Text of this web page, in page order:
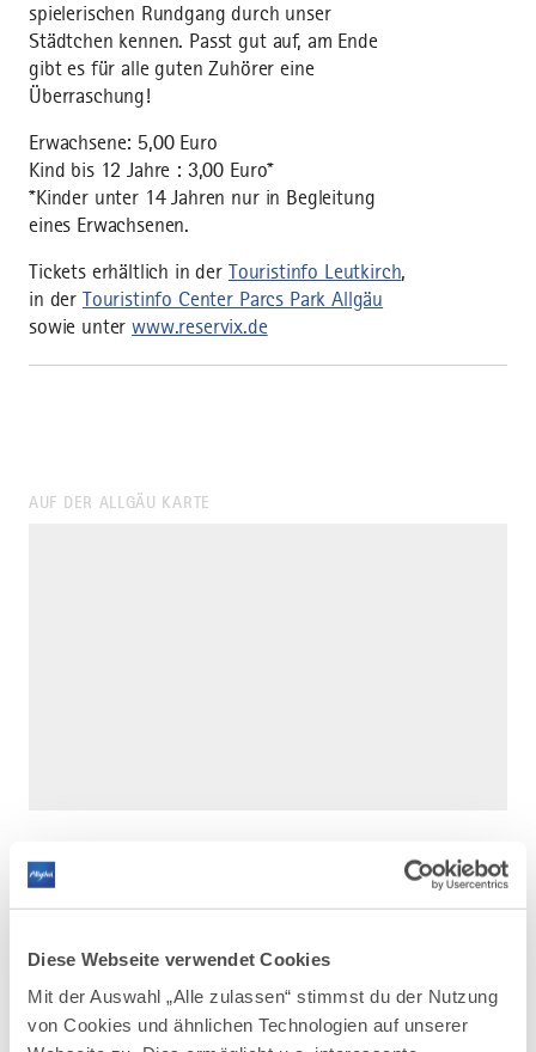
Diese Webseite verwendet Cookies
Mit der Auswahl „Alle zulassen“ stimmst du der Nutzung
von Cookies und ähnlichen Technologien auf unserer
spielerischen Rundgang durch unser
Städtchen kennen. Passt gut auf, am Ende
gibt es für alle guten Zuhörer eine
Überraschung!
Erwachsene: 5,00 Euro
Kind bis 12 Jahre : 3,00 Euro*
*Kinder unter 14 Jahren nur in Begleitung
eines Erwachsenen.
Tickets erhältlich in der Touristinfo Leutkirch,
in der Touristinfo Center Parcs Park Allgäu
sowie unterwww.reservix.de
AUF DER ALLGÄU KARTE
Ähnliche